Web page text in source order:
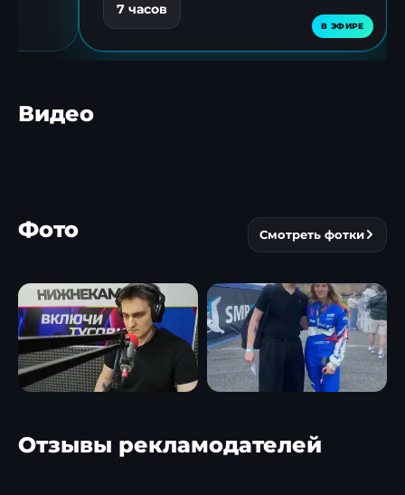
7 часов
Видео
Более 150
Фото Смотреть фотки
Отзывы рекламодателей